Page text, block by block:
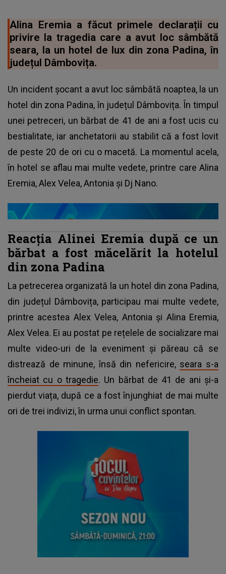
Alina Eremia a făcut primele declarații cu
privire la tragedia care a avut loc sâmbătă
seara, la un hotel de lux din zona Padina, în
județul Dâmbovița.
Un incident șocant a avut loc sâmbătă noaptea, la un
hotel din zona Padina, în județul Dâmbovița. În timpul
unei petreceri, un bărbat de 41 de ani a fost ucis cu
bestialitate, iar anchetatorii au stabilit că a fost lovit
de peste 20 de ori cu o macetă. La momentul acela,
în hotel se aflau mai multe vedete, printre care Alina
Eremia, Alex Velea, Antonia și Dj Nano.
Reacția Alinei Eremia după ce un
bărbat a fost măcelărit la hotelul
din zona Padina
La petrecerea organizată la un hotel din zona Padina,
din județul Dâmbovița, participau mai multe vedete,
printre acestea Alex Velea, Antonia și Alina Eremia,
Alex Velea. Ei au postat pe rețelele de socializare mai
multe video-uri de la eveniment și păreau că se
distrează de minune, însă din nefericire, seara s-a
încheiat cu o tragedie. Un bărbat de 41 de ani și-a
pierdut viața, după ce a fost înjunghiat de mai multe
ori de trei indivizi, în urma unui conflict spontan.